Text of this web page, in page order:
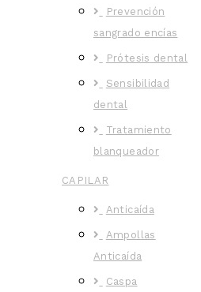
Prevención
sangrado encías
Prótesis dental
Sensibilidad
dental
Tratamiento
blanqueador
CAPILAR
Anticaída
Ampollas
Anticaída
Caspa